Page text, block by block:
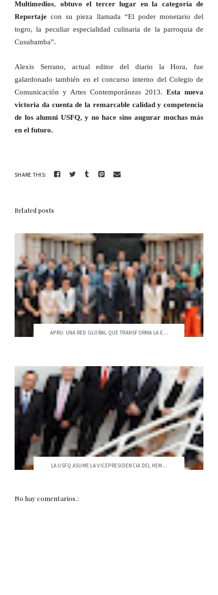
Multimedios, obtuvo el tercer lugar en la categoría de
Reportaje con su pieza llamada “El poder monetario del
togro, la peculiar especialidad culinaria de la parroquia de
Cusubamba”.
Alexis Serrano, actual editor del diario la Hora, fue
galardonado también en el concurso interno del Colegio de
Comunicación y Artes Contemporáneas 2013. Esta nueva
victoria da cuenta de la remarcable calidad y competencia
de los alumni USFQ, y no hace sino augurar muchas más
en el futuro.
SHARE THIS:
Related posts
APRU: UNA RED GLOBAL QUE TRANSFORMA LA E...
LA USFQ ASUME LA VICEPRESIDENCIA DEL HEM...
No hay comentarios.: